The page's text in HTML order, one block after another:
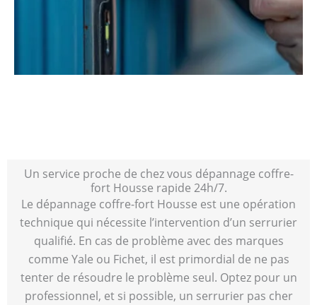
Un service proche de chez vous dépannage coffre-
fort Housse rapide 24h/7.
Le dépannage coffre-fort Housse est une opération
technique qui nécessite l’intervention d’un serrurier
qualifié. En cas de problème avec des marques
comme Yale ou Fichet, il est primordial de ne pas
tenter de résoudre le problème seul. Optez pour un
professionnel, et si possible, un serrurier pas cher